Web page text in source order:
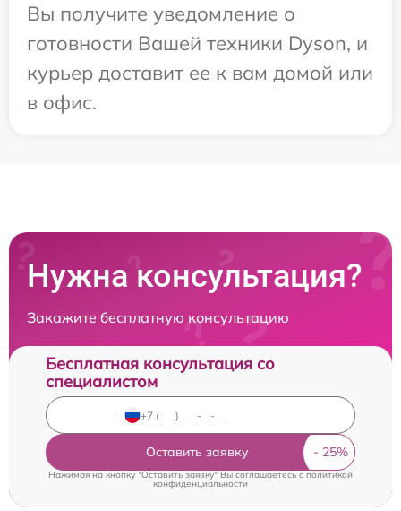
Вы получите уведомление о
готовности Вашей техники Dyson, и
курьер доставит ее к вам домой или
в офис.
Нужна консультация?
Закажите бесплатную консультацию
Бесплатная консультация со
специалистом
Оставить заявку
Нажимая на кнопку "Оставить заявку" Вы соглашаетесь cполитикой
конфиденциальности